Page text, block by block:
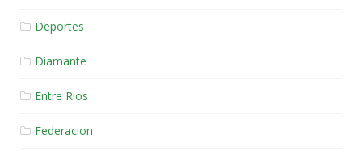
Deportes
Diamante
Entre Rios
Federacion